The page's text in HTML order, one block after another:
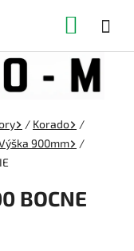
/ Korado
/
900mm
/
BOCNE